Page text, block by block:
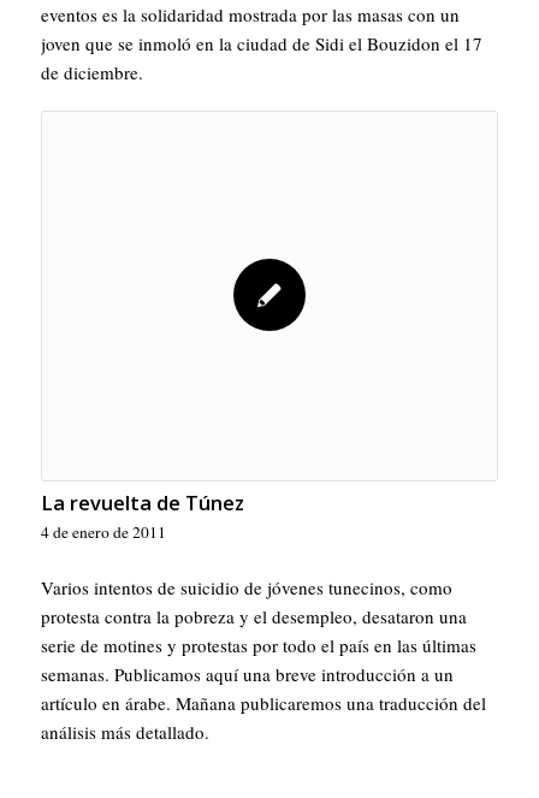
eventos es la solidaridad mostrada por las masas con un
joven que se inmoló en la ciudad de Sidi el Bouzidon el 17
de diciembre.
La revuelta de Túnez
4 de enero de 2011
Varios intentos de suicidio de jóvenes tunecinos, como
protesta contra la pobreza y el desempleo, desataron una
serie de motines y protestas por todo el país en las últimas
semanas. Publicamos aquí una breve introducción a un
artículo en árabe. Mañana publicaremos una traducción del
análisis más detallado.